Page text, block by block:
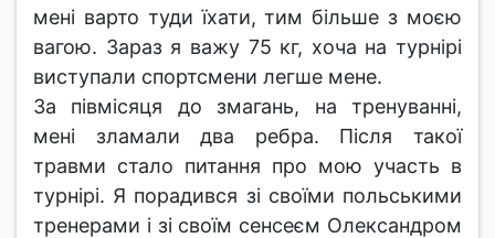
мені варто туди їхати, тим більше з моєю
вагою. Зараз я важу 75 кг, хоча на турнірі
виступали спортсмени легше мене.
За півмісяця до змагань, на тренуванні,
мені зламали два ребра. Після такої
травми стало питання про мою участь в
турнірі. Я порадився зі своїми польськими
тренерами і зі своїм сенсеєм Олександром